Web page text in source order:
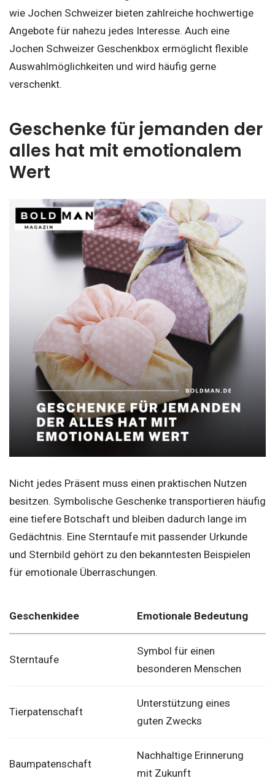
wie Jochen Schweizer bieten zahlreiche hochwertige
Angebote für nahezu jedes Interesse. Auch eine
Jochen Schweizer Geschenkbox ermöglicht flexible
Auswahlmöglichkeiten und wird häufig gerne
verschenkt.
Geschenke für jemanden der
alles hat mit emotionalem
Wert
Nicht jedes Präsent muss einen praktischen Nutzen
besitzen. Symbolische Geschenke transportieren häufig
eine tiefere Botschaft und bleiben dadurch lange im
Gedächtnis. Eine Sterntaufe mit passender Urkunde
und Sternbild gehört zu den bekanntesten Beispielen
für emotionale Überraschungen.
Geschenkidee Emotionale Bedeutung
Sterntaufe
Symbol für einen
besonderen Menschen
Tierpatenschaft
Unterstützung eines
guten Zwecks
Baumpatenschaft
Nachhaltige Erinnerung
mit Zukunft